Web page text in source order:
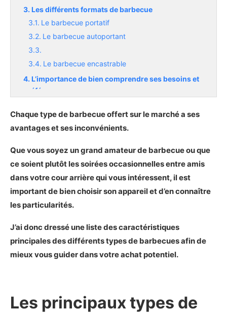
Les différents formats de barbecue
Le barbecue portatif
Le barbecue autoportant
Le barbecue encastrable
L’importance de bien comprendre ses besoins et
préférences
Chaque type de barbecue offert sur le marché a ses
avantages et ses inconvénients.
Que vous soyez un grand amateur de barbecue ou que
ce soient plutôt les soirées occasionnelles entre amis
dans votre cour arrière qui vous intéressent, il est
important de bien choisir son appareil et d’en connaître
les particularités.
J’ai donc dressé une liste des caractéristiques
principales des différents types de barbecues afin de
mieux vous guider dans votre achat potentiel.
Les principaux types de